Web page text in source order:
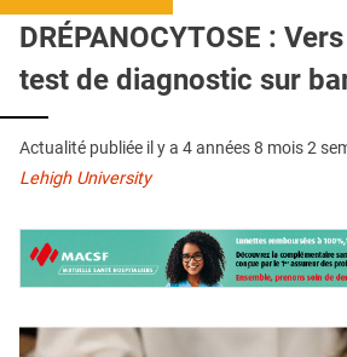
CONTACT
DRÉPANOCYTOSE :
test de diagnostic sur
Actualité publiée il y a 4 années 8 mois 2
Lehigh University